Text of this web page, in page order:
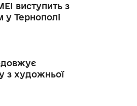
виступить з
Тернополі
з художньої